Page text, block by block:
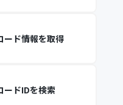
ード情報を取得
ードIDを検索